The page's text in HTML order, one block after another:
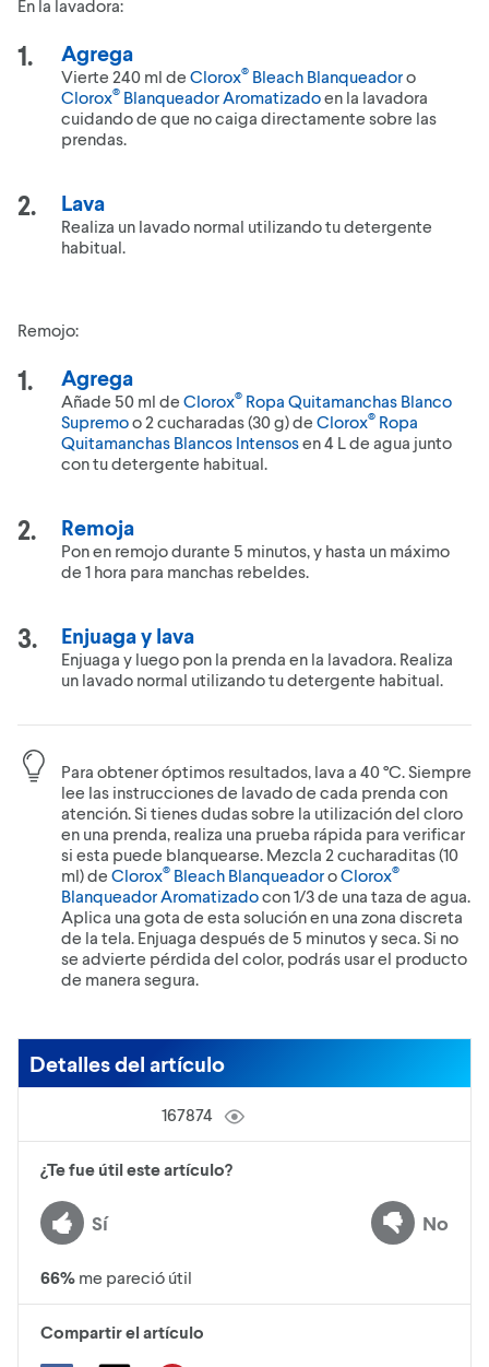
En la lavadora:
Agrega
Vierte 240 ml de Clorox® Bleach Blanqueadoro
Clorox® Blanqueador Aromatizadoen la lavadora
cuidando de que no caiga directamente sobre las
prendas.
Lava
Realiza un lavado normal utilizando tu detergente
habitual.
Remojo:
Agrega
Añade 50 ml de Clorox® Ropa Quitamanchas Blanco
Supremoo 2 cucharadas (30 g) de Clorox® Ropa
Quitamanchas Blancos Intensosen 4 L de agua junto
con tu detergente habitual.
Remoja
Pon en remojo durante 5 minutos, y hasta un máximo
de 1 hora para manchas rebeldes.
Enjuaga y lava
Enjuaga y luego pon la prenda en la lavadora. Realiza
un lavado normal utilizando tu detergente habitual.
Para obtener óptimos resultados, lava a 40 °C. Siempre
lee las instrucciones de lavado de cada prenda con
atención. Si tienes dudas sobre la utilización del cloro
en una prenda, realiza una prueba rápida para verificar
si esta puede blanquearse. Mezcla 2 cucharaditas (10
ml) de Clorox® Bleach BlanqueadoroClorox®
Blanqueador Aromatizadocon 1/3 de una taza de agua.
Aplica una gota de esta solución en una zona discreta
de la tela. Enjuaga después de 5 minutos y seca. Si no
se advierte pérdida del color, podrás usar el producto
de manera segura.
Detalles del artículo
167874
¿Te fue útil este artículo?
Sí No
66% me pareció útil
Compartir el artículo